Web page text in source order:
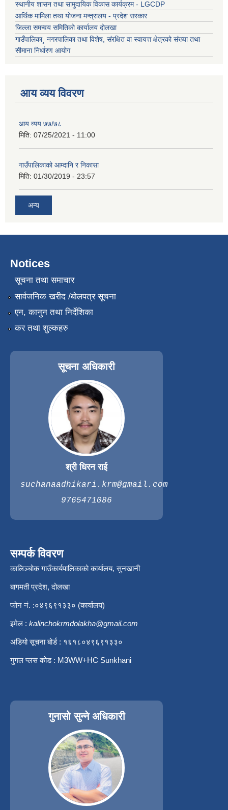
स्थानीय शासन तथा सामुदायिक विकास कार्यक्रम - LGCDP
आर्थिक मामिला तथा योजना मन्त्रालय - प्रदेश सरकार
जिल्ला समन्वय समितिको कार्यालय दोलखा
गाउँपालिका¸ नगरपालिका तथा विशेष, संरक्षित वा स्वायत्त क्षेत्रको संख्या तथा
सीमाना निर्धारण आयोग
आय व्यय विवरण
आय व्यय ७७/७८
मिति: 07/25/2021 - 11:00
गाउँपालिकाको आम्दानि र निकासा
मिति: 01/30/2019 - 23:57
अन्य
Notices
सूचना तथा समाचार
सार्वजनिक खरीद /बोलपत्र सूचना
एन, कानुन तथा निर्देशिका
कर तथा शुल्कहरु
सूचना अधिकारी
श्री धिरन राई
suchanaadhikari.krm@gmail.com
9765471086
सम्पर्क विवरण
कालिञ्चोक गाउँकार्यपालिकाको कार्यालय, सुनखानी
बागमती प्रदेश, दोलखा
फोन नं. :०४९६९१३३० (कार्यालय)
इमेल : kalinchokrmdolakha@gmail.com
अडियो सूचना बोर्ड : १६१८०४९६९१३३०
गुगल प्लस कोड : M3WW+HC Sunkhani
गुनासो सुन्ने अधिकारी